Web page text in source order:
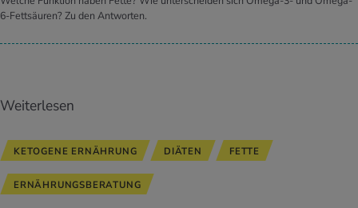
6-Fettsäuren? Zu den Antworten.
Weiterlesen
KETOGENE ERNÄHRUNG DIÄTEN FETTE
ERNÄHRUNGSBERATUNG